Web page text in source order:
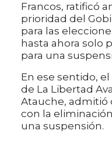
Francos, ratificó
prioridad del
para las
hasta ahora solo
para una
En ese sentido,
de La Libertad
Atauche, admitió
con la
una suspensión.